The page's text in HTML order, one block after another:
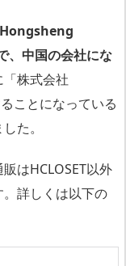
中国の会社にな
株式会社
ことになっている
た。
はHCLOSET以外
詳しくは以下の